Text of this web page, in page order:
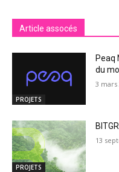
Article assocés
PROJETS
Peaq
du
3 mars
PROJETS
13